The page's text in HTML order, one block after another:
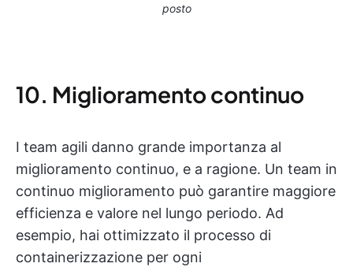
posto
10. Miglioramento continuo
I team agili danno grande importanza al
miglioramento continuo, e a ragione. Un team in
continuo miglioramento può garantire maggiore
efficienza e valore nel lungo periodo. Ad
esempio, hai ottimizzato il processo di
containerizzazione per ogni